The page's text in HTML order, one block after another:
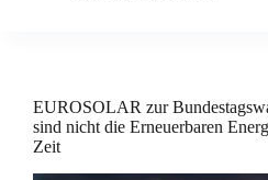
EUROSOLAR zur
sind nicht die Erneuerbaren
Zeit